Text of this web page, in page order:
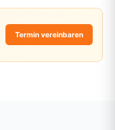
Termin vereinbaren